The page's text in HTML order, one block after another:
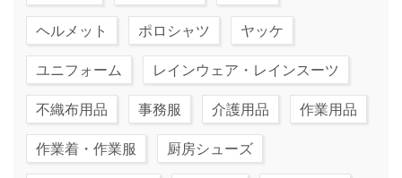
ヘルメット ポロシャツ ヤッケ
ユニフォーム レインウェア・レインスーツ
不織布用品 事務服 介護用品 作業用品
作業着・作業服 厨房シューズ